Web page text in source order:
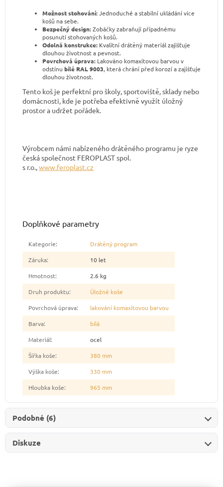
Možnost stohování:Jednoduché a stabilní ukládání více
košů na sebe.
Bezpečný design:Zobáčky zabraňují případnému
posunutí stohovaných košů.
Odolná konstrukce: Kvalitní drátěný materiál zajišťuje
dlouhou životnost a pevnost.
Povrchová úprava: Lakováno komaxitovou barvou v
odstínu bílé RAL 9003, která chrání před korozí a zajišťuje
dlouhou životnost.
Tento koš je perfektní pro školy, sportoviště, sklady nebo
domácnosti, kde je potřeba efektivně využít úložný
prostor a udržet pořádek.
Výrobcem námi nabízeného drátěného programu je ryze
česká společnost FEROPLAST spol.
s r.o.,www.feroplast.cz
Doplňkové parametry
Kategorie:
Drátěný program
Záruka:
10 let
Hmotnost:
2.6 kg
Druh produktu:
Úložné koše
Povrchová úprava:
lakování komaxitovou barvou
Barva:
bílá
Materiál:
ocel
Šířka koše:
380 mm
Výška koše:
330 mm
Hloubka koše: 965 mm
Podobné (6)
Diskuze